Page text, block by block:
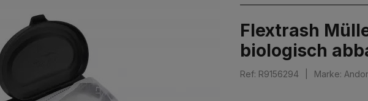
Flextrash
biologisch
Ref: R9156294 Marke: